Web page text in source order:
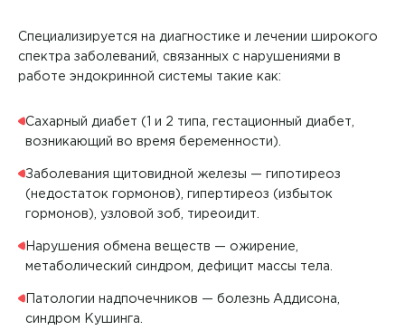
Специализируется на диагностике и лечении широкого
спектра заболеваний, связанных с нарушениями в
работе эндокринной системы такие как:
Сахарный диабет (1 и 2 типа, гестационный диабет,
возникающий во время беременности).
Заболевания щитовидной железы — гипотиреоз
(недостаток гормонов), гипертиреоз (избыток
гормонов), узловой зоб, тиреоидит.
Нарушения обмена веществ — ожирение,
метаболический синдром, дефицит массы тела.
Патологии надпочечников — болезнь Аддисона,
синдром Кушинга.